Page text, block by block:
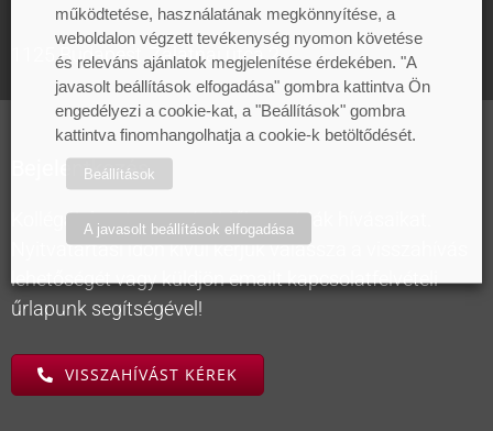
1125 Budapest, Zalatnai utca 2.
Bejelentkezés
Kollégáink nyitvatartási időben várják hívásaikat.
Nyitvatartási időn kívül kérjük válassza a visszahívás
lehetőségét vagy küldjön emailt kapcsolatfelvételi
űrlapunk segítségével!
VISSZAHÍVÁST KÉREK
működtetése, használatának megkönnyítése, a
weboldalon végzett tevékenység nyomon követése
és releváns ajánlatok megjelenítése érdekében. "A
javasolt beállítások elfogadása" gombra kattintva Ön
engedélyezi a cookie-kat, a "Beállítások" gombra
kattintva finomhangolhatja a cookie-k betöltődését.
Beállítások
A javasolt beállítások elfogadása